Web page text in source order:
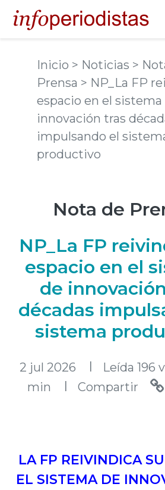
Inicio > Noticias >
Prensa > NP_La FP
espacio en el sistema
innovación tras
impulsando el
productivo
Nota de
NP_La FP
espacio en el
de
décadas
sistema
2 jul 2026 l Leída 196
min
l Compartir
LA FP REIVINDICA
EL SISTEMA DE